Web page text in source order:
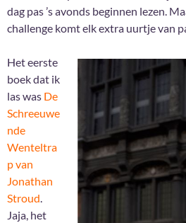
dag pas ’s avonds beginnen lezen.
challenge komt elk extra uurtje van
Het eerste
boek dat ik
las was De
Schreeuwe
nde
Wenteltra
p van
Jonathan
Stroud.
Jaja, het